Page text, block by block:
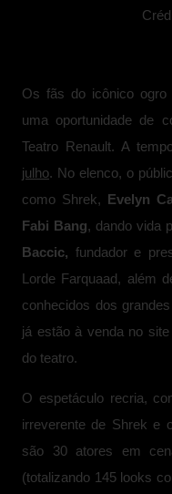
Os fãs do icônico
uma oportunidade de
Teatro Renault. A
julho. No elenco, o
como Shrek,
Evelyn
Fabi Bang, dando vida
Baccic, fundador e
Lorde Farquaad, além
conhecidos dos
já estão à venda no
do teatro.
O espetáculo recria,
irreverente de Shrek e
são 30 atores em
(totalizando 145 looks